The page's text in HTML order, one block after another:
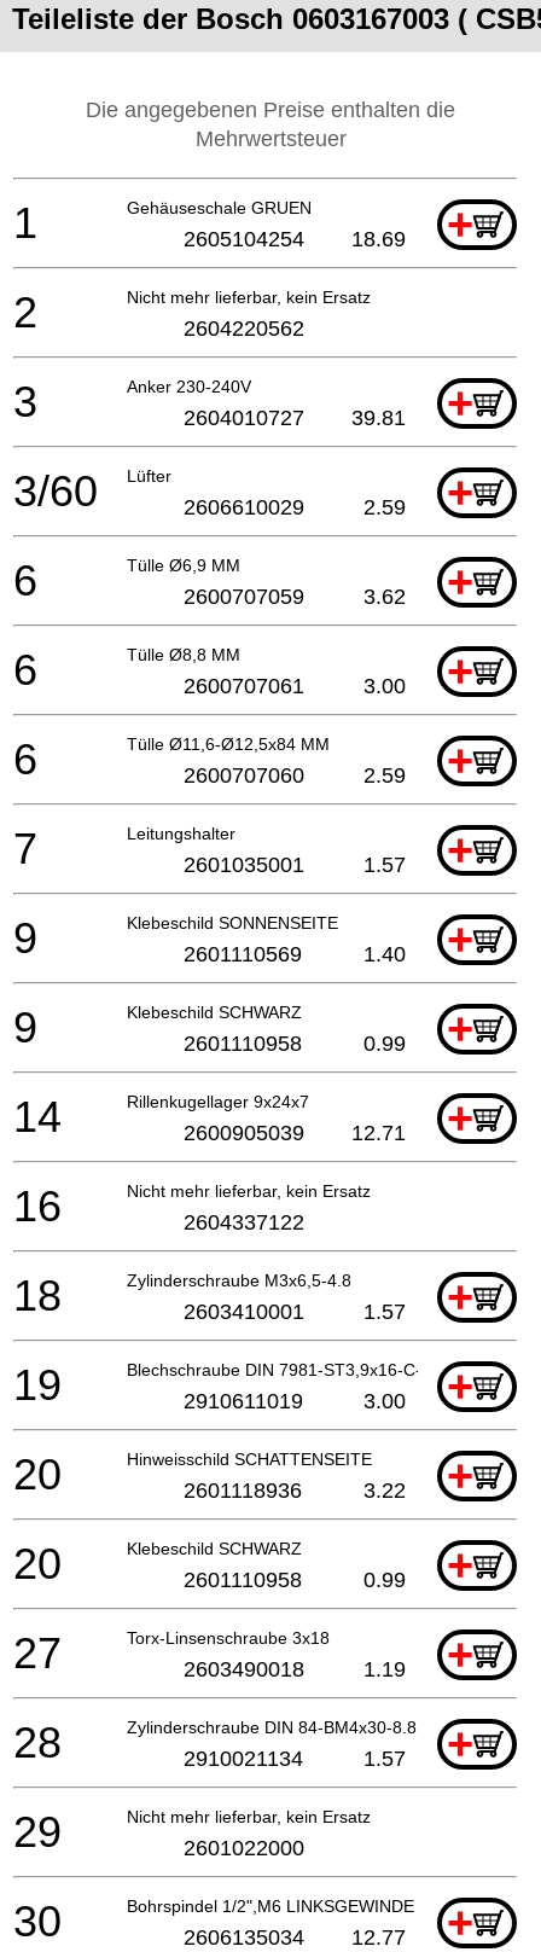
Teileliste der Bosch 0603167003 (
Die angegebenen Preise enthalten die
Mehrwertsteuer
Gehäuseschale GRUEN +
1 2605104254 18.69
Nicht mehr lieferbar, kein Ersatz
2 2604220562
Anker 230-240V +
3 2604010727 39.81
Lüfter +
3/60 2606610029 2.59
Tülle Ø6,9 MM +
6 2600707059 3.62
Tülle Ø8,8 MM +
6 2600707061 3.00
Tülle Ø11,6-Ø12,5x84 MM +
6 2600707060 2.59
Leitungshalter +
7 2601035001 1.57
Klebeschild SONNENSEITE +
9 2601110569 1.40
Klebeschild SCHWARZ +
9 2601110958 0.99
Rillenkugellager 9x24x7 +
14 2600905039 12.71
Nicht mehr lieferbar, kein Ersatz
16 2604337122
Zylinderschraube M3x6,5-4.8 +
18 2603410001 1.57
Blechschraube DIN 7981-ST3,9x16-C-H +
19 2910611019 3.00
Hinweisschild SCHATTENSEITE +
20 2601118936 3.22
Klebeschild SCHWARZ +
20 2601110958 0.99
Torx-Linsenschraube 3x18 +
27 2603490018 1.19
Zylinderschraube DIN 84-BM4x30-8.8 +
28 2910021134 1.57
Nicht mehr lieferbar, kein Ersatz
29 2601022000
Bohrspindel 1/2",M6 LINKSGEWINDE +
30 2606135034 12.77